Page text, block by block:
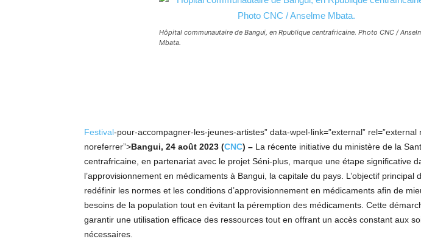
Hôpital communautaire de Bangui, en Rpublique centrafricaine. Photo CNC /
Mbata.
Festival-pour-accompagner-les-jeunes-artistes” data-wpel-link=”external” rel=”external
noreferrer”>Bangui, 24 août 2023 (CNC) – La récente initiative du ministère de la
centrafricaine, en partenariat avec le projet Séni-plus, marque une étape significative
l’approvisionnement en médicaments à Bangui, la capitale du pays. L’objectif principal
redéfinir les normes et les conditions d’approvisionnement en médicaments afin de
besoins de la population tout en évitant la péremption des médicaments. Cette
garantir une utilisation efficace des ressources tout en offrant un accès constant aux
nécessaires.